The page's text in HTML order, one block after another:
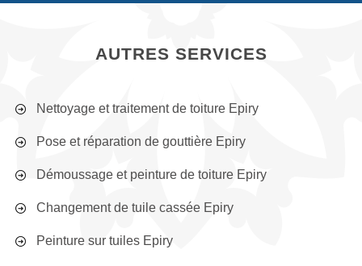
AUTRES SERVICES
Nettoyage et traitement de toiture Epiry
Pose et réparation de gouttière Epiry
Démoussage et peinture de toiture Epiry
Changement de tuile cassée Epiry
Peinture sur tuiles Epiry